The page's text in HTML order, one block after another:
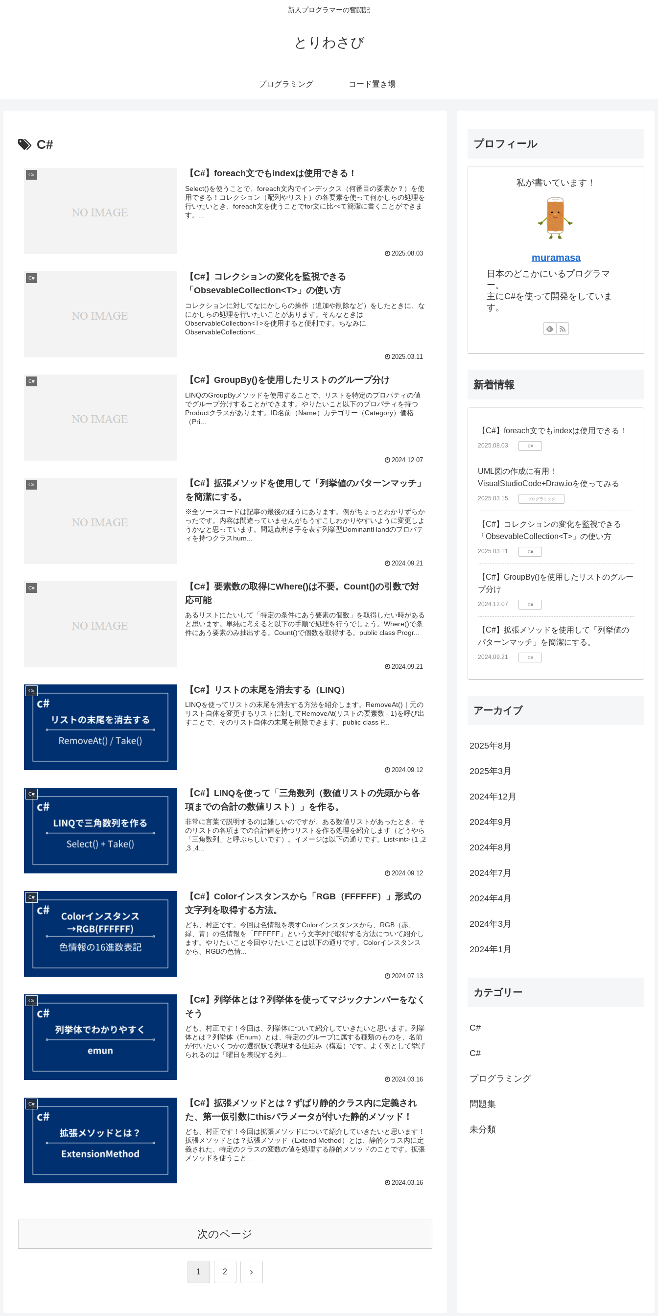
新人プログラマーの奮闘記
とりわさび
プログラミング コード置き場
C#
C# 【C#】foreach文でもindexは使用できる！
Select()を使うことで、foreach文内でインデックス（何番目の要素か？）を使
用できる！コレクション（配列やリスト）の各要素を使って何かしらの処理を
行いたいとき、foreach文を使うことでfor文に比べて簡潔に書くことができま
す。...
2025.08.03
C#
【C#】コレクションの変化を監視できる
「ObsevableCollection<T>」の使い方
コレクションに対してなにかしらの操作（追加や削除など）をしたときに、な
にかしらの処理を行いたいことがあります。そんなときは
ObservableCollection<T>を使用すると便利です。ちなみに
ObservableCollection<...
2025.03.11
C# 【C#】GroupBy()を使用したリストのグループ分け
LINQのGroupByメソッドを使用することで、リストを特定のプロパティの値
でグループ分けすることができます。やりたいこと以下のプロパティを持つ
Productクラスがあります。ID名前（Name）カテゴリー（Category）価格
（Pri...
2024.12.07
C#
【C#】拡張メソッドを使用して「列挙値のパターンマッチ」
を簡潔にする。
※全ソースコードは記事の最後のほうにあります。例がちょっとわかりずらか
ったです。内容は間違っていませんがもうすこしわかりやすいように変更しよ
うかなと思っています。問題点利き手を表す列挙型DominantHandのプロパテ
ィを持つクラスhum...
2024.09.21
C#
【C#】要素数の取得にWhere()は不要。Count()の引数で対
応可能
あるリストにたいして「特定の条件にあう要素の個数」を取得したい時がある
と思います。単純に考えると以下の手順で処理を行うでしょう。Where()で条
件にあう要素のみ抽出する。Count()で個数を取得する。public class Progr...
2024.09.21
C# 【C#】リストの末尾を消去する（LINQ）
LINQを使ってリストの末尾を消去する方法を紹介します。RemoveAt()｜元の
リスト自体を変更するリストに対してRemoveAt(リストの要素数 - 1)を呼び出
すことで、そのリスト自体の末尾を削除できます。public class P...
2024.09.12
C#
【C#】LINQを使って「三角数列（数値リストの先頭から各
項までの合計の数値リスト）」を作る。
非常に言葉で説明するのは難しいのですが、ある数値リストがあったとき、そ
のリストの各項までの合計値を持つリストを作る処理を紹介します（どうやら
「三角数列」と呼ぶらしいです）。イメージは以下の通りです。List<int> {1 ,2
,3 ,4...
2024.09.12
C#
【C#】Colorインスタンスから「RGB（FFFFFF）」形式の
文字列を取得する方法。
ども、村正です。今回は色情報を表すColorインスタンスから、RGB（赤、
緑、青）の色情報を「FFFFFF」という文字列で取得する方法について紹介し
ます。やりたいこと今回やりたいことは以下の通りです。Colorインスタンス
から、RGBの色情...
2024.07.13
C#
【C#】列挙体とは？列挙体を使ってマジックナンバーをなく
そう
ども、村正です！今回は、列挙体について紹介していきたいと思います。列挙
体とは？列挙体（Enum）とは、特定のグループに属する種類のものを、名前
が付いたいくつかの選択肢で表現する仕組み（構造）です。よく例として挙げ
られるのは「曜日を表現する列...
2024.03.16
C#
【C#】拡張メソッドとは？ずばり静的クラス内に定義され
た、第一仮引数にthisパラメータが付いた静的メソッド！
ども、村正です！今回は拡張メソッドについて紹介していきたいと思います！
拡張メソッドとは？拡張メソッド（Extend Method）とは、静的クラス内に定
義された、特定のクラスの変数の値を処理する静的メソッドのことです。拡張
メソッドを使うこと...
2024.03.16
次のページ
1 2 次
プロフィール
私が書いています！
muramasa
日本のどこかにいるプログラマ
ー。
主にC#を使って開発をしていま
す。
新着情報
【C#】foreach文でもindexは使用できる！
2025.08.03 C#
UML図の作成に有用！
VisualStudioCode+Draw.ioを使ってみる
2025.03.15 プログラミング
【C#】コレクションの変化を監視できる
「ObsevableCollection<T>」の使い方
2025.03.11 C#
【C#】GroupBy()を使用したリストのグルー
プ分け
2024.12.07 C#
【C#】拡張メソッドを使用して「列挙値の
パターンマッチ」を簡潔にする。
2024.09.21 C#
アーカイブ
2025年8月
2025年3月
2024年12月
2024年9月
2024年8月
2024年7月
2024年4月
2024年3月
2024年1月
カテゴリー
C#
C#
プログラミング
問題集
未分類